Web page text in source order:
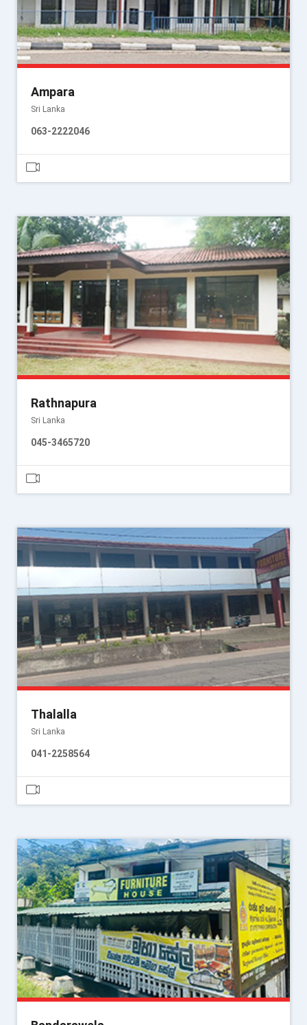
Ampara
Sri Lanka
063-2222046
Rathnapura
Sri Lanka
045-3465720
Thalalla
Sri Lanka
041-2258564